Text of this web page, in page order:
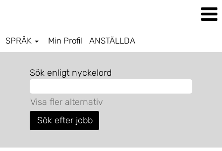
SPRÅK Min Profil ANSTÄLLDA
Sök enligt nyckelord
Visa fler alternativ